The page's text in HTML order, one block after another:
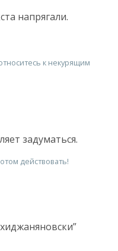
напрягали.
к некурящим
задуматься.
действовать!